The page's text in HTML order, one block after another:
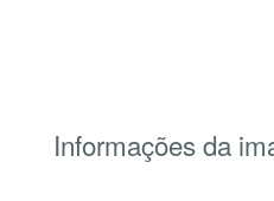
Informações da